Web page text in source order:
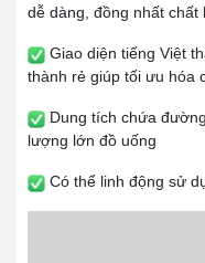
dễ dàng, đồng nhất chất
Giao diện tiếng Việt
thành rẻ giúp tối ưu hóa
Dung tích chứa
lượng lớn đồ uống
Có thể linh động sử